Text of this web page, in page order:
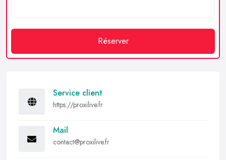
Réserver
Service client
https://proxilive.fr
Mail
contact@proxilive.fr